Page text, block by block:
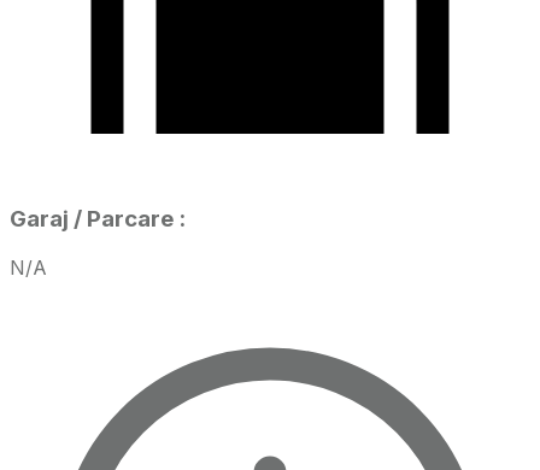
Garaj / Parcare :
N/A